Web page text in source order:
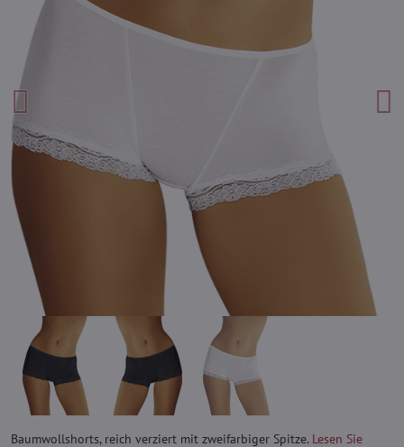
Baumwollshorts, reich verziert mit zweifarbiger Spitze. Lesen Sie